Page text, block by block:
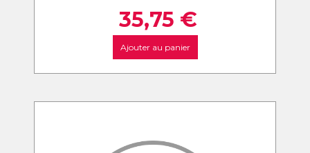
35,75 €
Ajouter au panier